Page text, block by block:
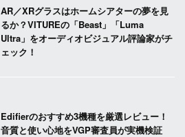
AR／XRグラスはホームシアターの夢を見
るか？VITUREの「Beast」「Luma
Ultra」をオーディオビジュアル評論家がチ
ェック！
Edifierのおすすめ3機種を厳選レビュー！
音質と使い心地をVGP審査員が実機検証